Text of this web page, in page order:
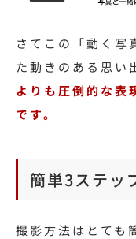
さてこの「動く写
た動きのある思い
よりも圧倒的な表
です。
簡単3ステッ
撮影方法はとても